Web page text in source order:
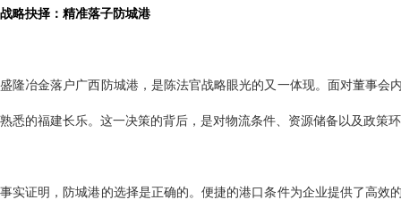
战略抉择：精准落子防城港
盛隆冶金落户广西防城港，是陈法官战略眼光的又一体现。面对董事会
熟悉的福建长乐。这一决策的背后，是对物流条件、资源储备以及政策
事实证明，防城港的选择是正确的。便捷的港口条件为企业提供了高效